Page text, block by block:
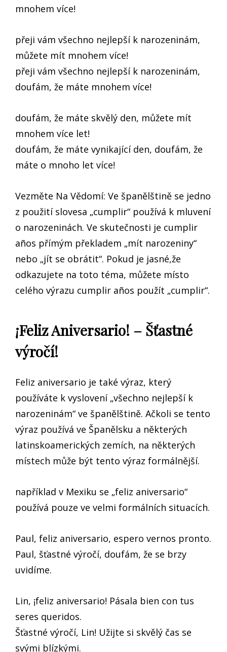
mnohem více!
přeji vám všechno nejlepší k narozeninám,
můžete mít mnohem více!
přeji vám všechno nejlepší k narozeninám,
doufám, že máte mnohem více!
doufám, že máte skvělý den, můžete mít
mnohem více let!
doufám, že máte vynikající den, doufám, že
máte o mnoho let více!
Vezměte Na Vědomí: Ve španělštině se jedno
z použití slovesa „cumplir“ používá k mluvení
o narozeninách. Ve skutečnosti je cumplir
años přímým překladem „mít narozeniny“
nebo „jít se obrátit“. Pokud je jasné,že
odkazujete na toto téma, můžete místo
celého výrazu cumplir años použít „cumplir“.
¡Feliz Aniversario! – Šťastné
výročí!
Feliz aniversario je také výraz, který
používáte k vyslovení „všechno nejlepší k
narozeninám“ ve španělštině. Ačkoli se tento
výraz používá ve Španělsku a některých
latinskoamerických zemích, na některých
místech může být tento výraz formálnější.
například v Mexiku se „feliz aniversario“
používá pouze ve velmi formálních situacích.
Paul, feliz aniversario, espero vernos pronto.
Paul, šťastné výročí, doufám, že se brzy
uvidíme.
Lin, ¡feliz aniversario! Pásala bien con tus
seres queridos.
Šťastné výročí, Lin! Užijte si skvělý čas se
svými blízkými.